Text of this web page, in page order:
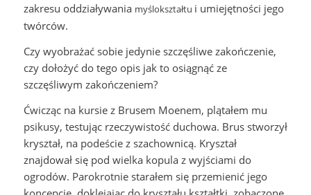
zakresu oddziaływania myślokształtu i umiejętności jego
twórców.
Czy wyobrażać sobie jedynie szczęśliwe zakończenie,
czy dołożyć do tego opis jak to osiągnąć ze
szczęśliwym zakończeniem?
Ćwicząc na kursie z Brusem Moenem, plątałem mu
psikusy, testując rzeczywistość duchowa. Brus stworzył
kryształ, na podeście z szachownicą. Kryształ
znajdował się pod wielka kopula z wyjściami do
ogrodów. Parokrotnie starałem się przemienić jego